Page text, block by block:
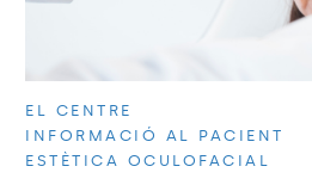
EL CENTRE
INFORMACIÓ AL PACIENT
ESTÈTICA OCULOFACIAL